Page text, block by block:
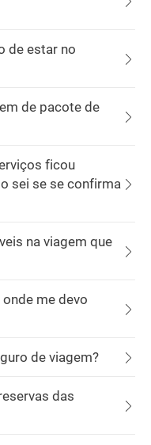
de estar no
de pacote de
ficou
sei se se confirma
na viagem que
me devo
de viagem?
das